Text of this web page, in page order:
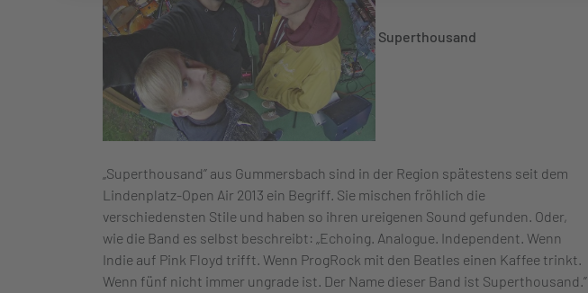
Superthousand
„Superthousand” aus Gummersbach sind in der Region spätestens seit dem
Lindenplatz-Open Air 2013 ein Begriff. Sie mischen fröhlich die
verschiedensten Stile und haben so ihren ureigenen Sound gefunden. Oder,
wie die Band es selbst beschreibt: „Echoing. Analogue. Independent. Wenn
Indie auf Pink Floyd trifft. Wenn ProgRock mit den Beatles einen Kaffee trinkt.
Wenn fünf nicht immer ungrade ist. Der Name dieser Band ist Superthousand.”